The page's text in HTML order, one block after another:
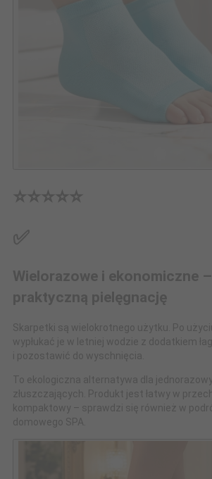
⭐⭐⭐⭐⭐
✅
Wielorazowe i ekonomiczne
praktyczną pielęgnację
Skarpetki są wielokrotnego użytku. Po
wypłukać je w letniej wodzie z dodatkiem
i pozostawić do wyschnięcia.
To ekologiczna alternatywa dla
złuszczających. Produkt jest łatwy w
kompaktowy – sprawdzi się również w
domowego SPA.